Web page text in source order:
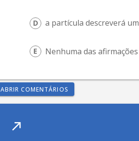
a partícula descreverá
Nenhuma das
ABRIR COMENTÁRIOS